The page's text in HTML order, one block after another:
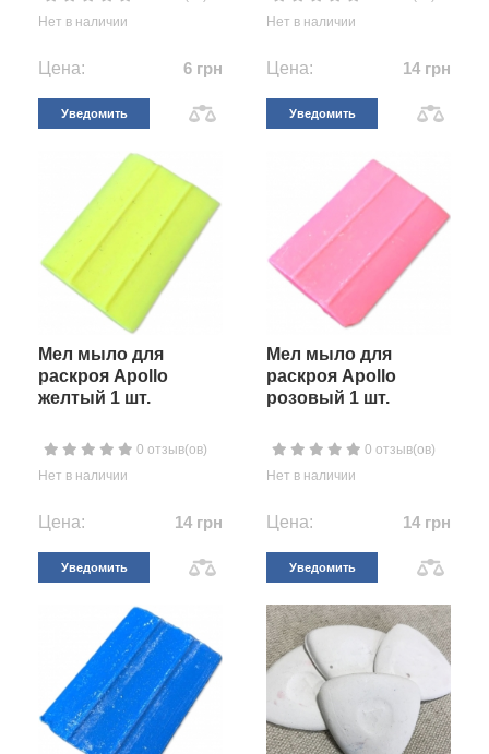
Нет в наличии
Цена: 6 грн
Уведомить
Нет в наличии
Цена: 14 грн
Уведомить
Мел мыло для
раскроя Apollo
желтый 1 шт.
0 отзыв(ов)
Нет в наличии
Цена: 14 грн
Уведомить
Мел мыло для
раскроя Apollo
розовый 1 шт.
0 отзыв(ов)
Нет в наличии
Цена: 14 грн
Уведомить